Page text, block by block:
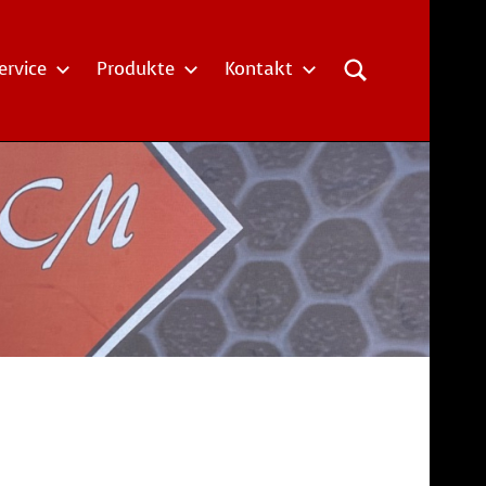
Produkte Kontakt